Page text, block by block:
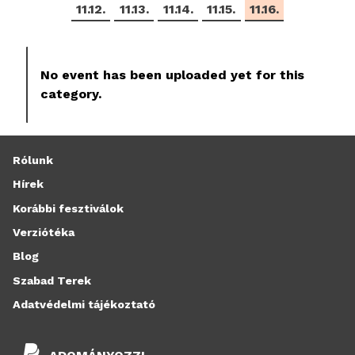
11.12.
11.13. 11.14. 11.15. 11.16.
No event has been uploaded yet for this
category.
Rólunk
Hírek
Korábbi fesztiválok
Verziótéka
Blog
Szabad Terek
Adatvédelmi tájékoztató